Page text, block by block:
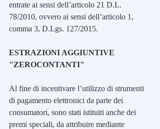
entrate ai sensi dell’articolo 21 D.L.
78/2010, ovvero ai sensi dell’articolo 1,
comma 3, D.Lgs. 127/2015.
ESTRAZIONI AGGIUNTIVE
"ZEROCONTANTI"
Al fine di incentivare l’utilizzo di strumenti
di pagamento elettronici da parte dei
consumatori, sono stati istituiti anche dei
premi speciali, da attribuire mediante